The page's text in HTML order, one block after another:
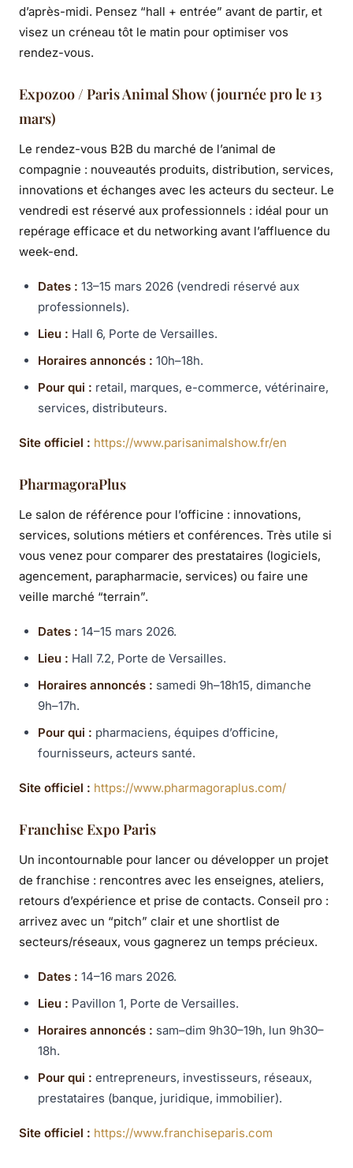
d’après-midi. Pensez “hall + entrée” avant de partir, et
visez un créneau tôt le matin pour optimiser vos
rendez-vous.
Expozoo / Paris Animal Show (journée pro le 13
mars)
Le rendez-vous B2B du marché de l’animal de
compagnie : nouveautés produits, distribution, services,
innovations et échanges avec les acteurs du secteur. Le
vendredi est réservé aux professionnels : idéal pour un
repérage efficace et du networking avant l’affluence du
week-end.
Dates : 13–15 mars 2026 (vendredi réservé aux
professionnels).
Lieu : Hall 6, Porte de Versailles.
Horaires annoncés : 10h–18h.
Pour qui : retail, marques, e-commerce, vétérinaire,
services, distributeurs.
Site officiel : https://www.parisanimalshow.fr/en
PharmagoraPlus
Le salon de référence pour l’officine : innovations,
services, solutions métiers et conférences. Très utile si
vous venez pour comparer des prestataires (logiciels,
agencement, parapharmacie, services) ou faire une
veille marché “terrain”.
Dates : 14–15 mars 2026.
Lieu : Hall 7.2, Porte de Versailles.
Horaires annoncés : samedi 9h–18h15, dimanche
9h–17h.
Pour qui : pharmaciens, équipes d’officine,
fournisseurs, acteurs santé.
Site officiel : https://www.pharmagoraplus.com/
Franchise Expo Paris
Un incontournable pour lancer ou développer un projet
de franchise : rencontres avec les enseignes, ateliers,
retours d’expérience et prise de contacts. Conseil pro :
arrivez avec un “pitch” clair et une shortlist de
secteurs/réseaux, vous gagnerez un temps précieux.
Dates : 14–16 mars 2026.
Lieu : Pavillon 1, Porte de Versailles.
Horaires annoncés : sam–dim 9h30–19h, lun 9h30–
18h.
Pour qui : entrepreneurs, investisseurs, réseaux,
prestataires (banque, juridique, immobilier).
Site officiel : https://www.franchiseparis.com